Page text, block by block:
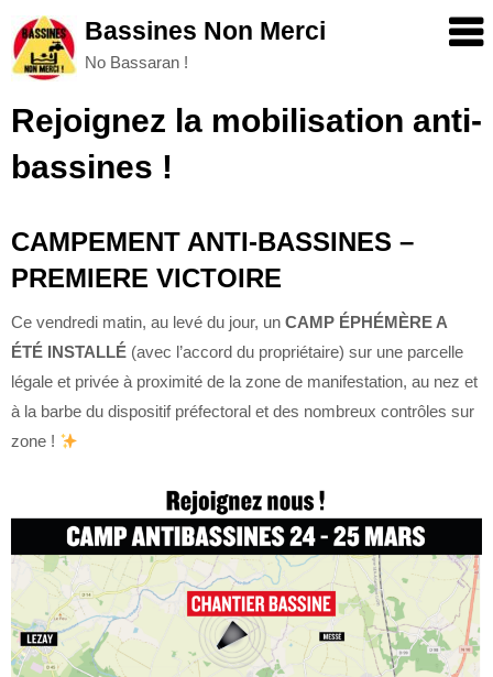
to
content
Bassines Non Merci
No Bassaran !
Rejoignez la mobilisation anti-
bassines !
CAMPEMENT ANTI-BASSINES –
PREMIERE VICTOIRE
Ce vendredi matin, au levé du jour, un CAMP ÉPHÉMÈRE A
ÉTÉ INSTALLÉ (avec l’accord du propriétaire) sur une parcelle
légale et privée à proximité de la zone de manifestation, au nez et
à la barbe du dispositif préfectoral et des nombreux contrôles sur
zone !